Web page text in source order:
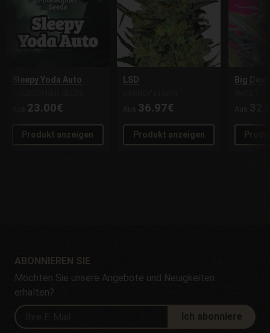
Sleepy Yoda Auto
23.00€
Produkt anzeigen
LSD
Aus 36.97€
Produkt anzeigen
Big
Aus
ABONNIEREN SIE
Möchten Sie unsere Angebote und Neuigkeiten
erhalten?
Ich abonniere